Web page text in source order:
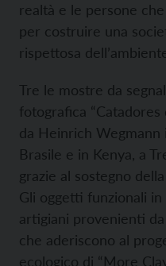
realtà e le persone
per costruire una
rispettosa
Tre le mostre da
fotografica “Catadores
da Heinrich Wegmann
Brasile e in Kenya, a
grazie al sostegno
Gli oggetti funzionali
artigiani provenienti
che aderiscono al
ecologico di “More